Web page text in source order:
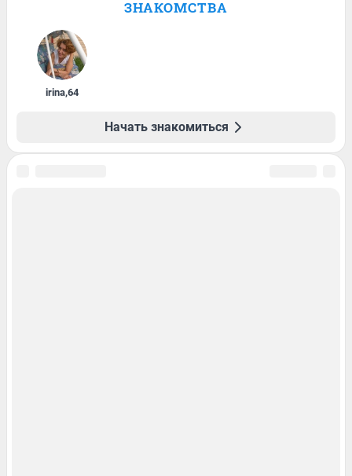
ЗНАКОМСТВА
irina,64
Начать знакомиться